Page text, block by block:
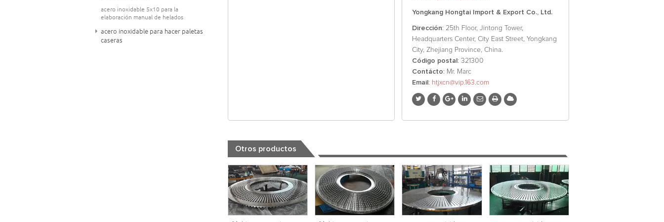
Yongkang Hongtai Import & Export Co., Ltd.
Dirección: 25th Floor, Jintong Tower,
Headquarters Center, City East Street, Yongkang
City, Zhejiang Province, China.
Código postal : 321300
Contácto: Mr. Marc
Email : htjxcn@vip.163.com
Otros productos
acero inoxidable 5x10 para la
elaboración manual de helados
acero inoxidable para hacer paletas
caseras